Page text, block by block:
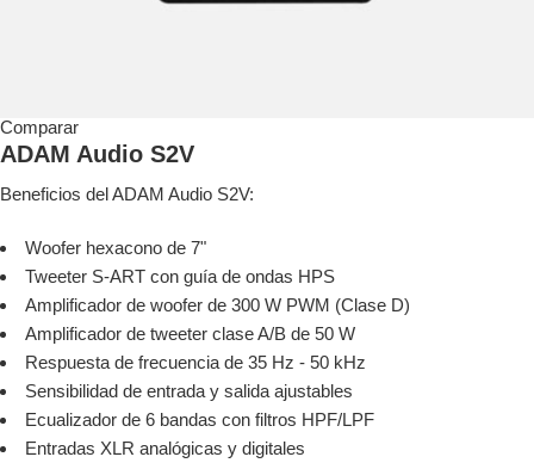
Comparar
ADAM Audio S2V
Beneficios del ADAM Audio S2V:
Woofer hexacono de 7"
Tweeter S-ART con guía de ondas HPS
Amplificador de woofer de 300 W PWM (Clase D)
Amplificador de tweeter clase A/B de 50 W
Respuesta de frecuencia de 35 Hz - 50 kHz
Sensibilidad de entrada y salida ajustables
Ecualizador de 6 bandas con filtros HPF/LPF
Entradas XLR analógicas y digitales